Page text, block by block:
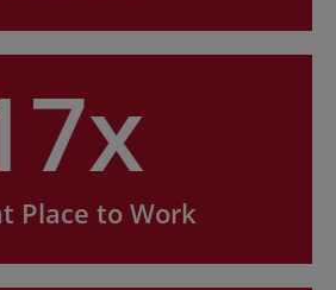
Place to Work